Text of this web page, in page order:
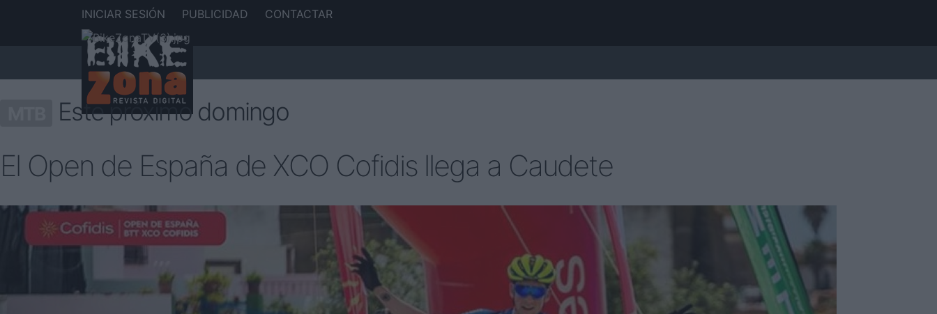
INICIAR SESIÓN PUBLICIDAD CONTACTAR
Este próximo domingo
El Open de España de XCO Cofidis llega a Caudete